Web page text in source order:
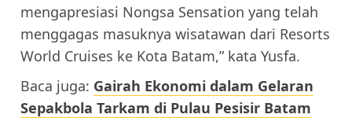
mengapresiasi Nongsa Sensation yang telah
menggagas masuknya wisatawan dari Resorts
World Cruises ke Kota Batam,” kata Yusfa.
Baca juga: Gairah Ekonomi dalam Gelaran
Sepakbola Tarkam di Pulau Pesisir Batam